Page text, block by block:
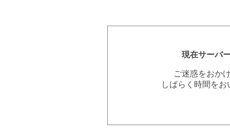
現在サーバ
ご迷惑をおか
しばらく時間を